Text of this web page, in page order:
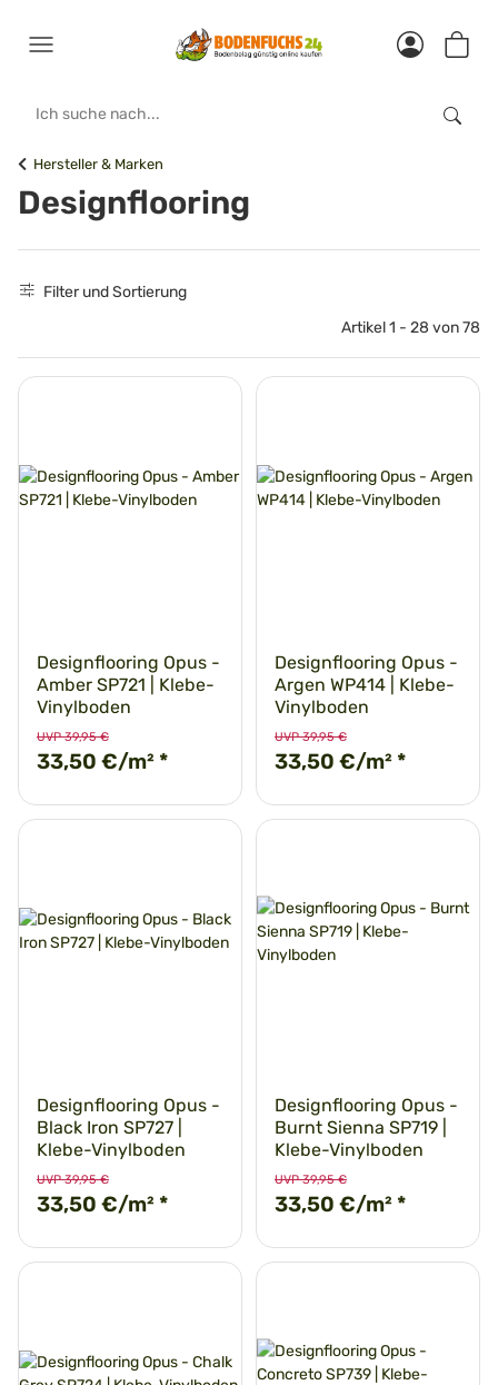
Hersteller & Marken
Designflooring
Filter und Sortierung
Artikel 1 - 28 von 78
Designflooring Opus -
Amber SP721 | Klebe-
Vinylboden
UVP 39,95 €
33,50 €/m² *
Designflooring Opus -
Argen WP414 | Klebe-
Vinylboden
UVP 39,95 €
33,50 €/m² *
Designflooring Opus -
Black Iron SP727 |
Klebe-Vinylboden
UVP 39,95 €
33,50 €/m² *
Designflooring Opus -
Burnt Sienna SP719 |
Klebe-Vinylboden
UVP 39,95 €
33,50 €/m² *